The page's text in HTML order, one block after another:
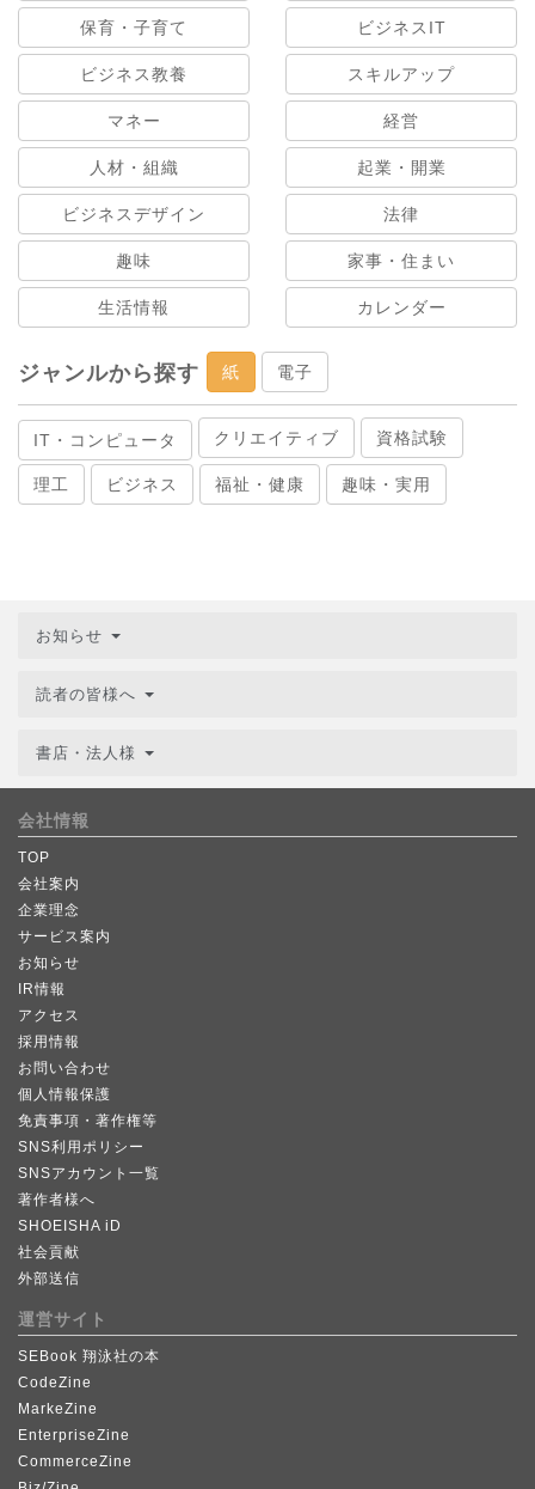
保育・子育て ビジネスIT
ビジネス教養 スキルアップ
マネー 経営
人材・組織 起業・開業
ビジネスデザイン 法律
趣味 家事・住まい
生活情報 カレンダー
ジャンルから探す 紙 電子
IT・コンピュータ クリエイティブ 資格試験
理工 ビジネス 福祉・健康 趣味・実用
お知らせ
読者の皆様へ
書店・法人様
会社情報
TOP
会社案内
企業理念
サービス案内
お知らせ
IR情報
アクセス
採用情報
お問い合わせ
個人情報保護
免責事項・著作権等
SNS利用ポリシー
SNSアカウント一覧
著作者様へ
SHOEISHA iD
社会貢献
外部送信
運営サイト
SEBook 翔泳社の本
CodeZine
MarkeZine
EnterpriseZine
CommerceZine